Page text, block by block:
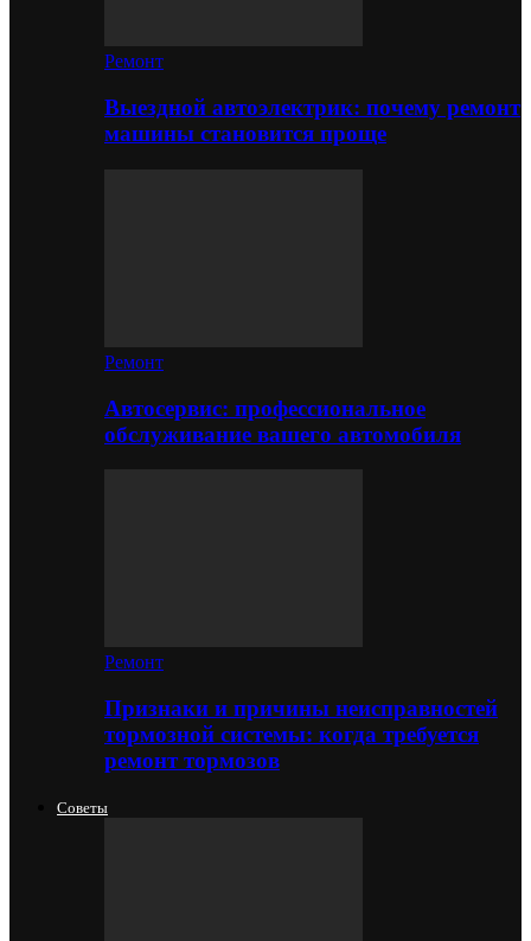
Ремонт
Выездной автоэлектрик: почему ремонт
машины становится проще
Ремонт
Автосервис: профессиональное
обслуживание вашего автомобиля
Ремонт
Признаки и причины неисправностей
тормозной системы: когда требуется
ремонт тормозов
Советы